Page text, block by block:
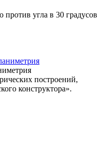
против угла в 30 градусов
построений,
конструктора».